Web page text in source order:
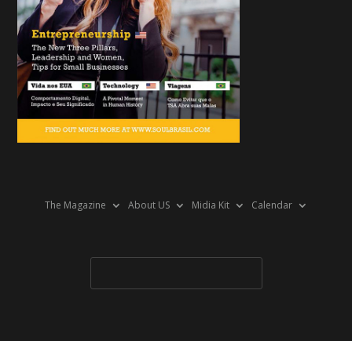
The Magazine About US Midia Kit Calendar